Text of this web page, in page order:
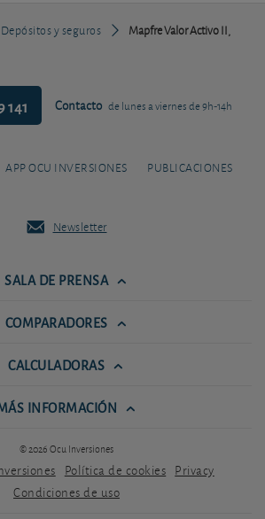
Depósitos y seguros
Mapfre Valor Activo II,
141 Contacto de lunes a viernes de 9h-14h
APP OCU INVERSIONES PUBLICACIONES
Newsletter
SALA DE PRENSA
COMPARADORES
CALCULADORAS
INFORMACIÓN
© 2026 Ocu Inversiones
Política de cookies Privacy
Condiciones de uso